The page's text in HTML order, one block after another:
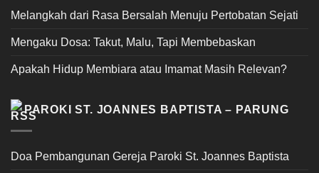
Melangkah dari Rasa Bersalah Menuju Pertobatan Sejati
Mengaku Dosa: Takut, Malu, Tapi Membebaskan
Apakah Hidup Membiara atau Imamat Masih Relevan?
PAROKI ST. JOANNES BAPTISTA – PARUNG
Doa Pembangunan Gereja Paroki St. Joannes Baptista